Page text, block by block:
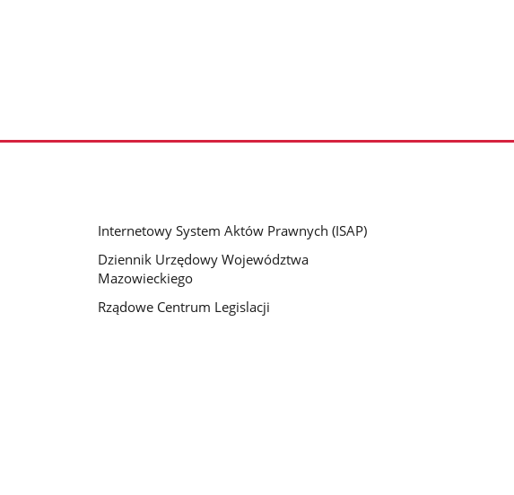
Internetowy System Aktów Prawnych (ISAP)
Dziennik Urzędowy Województwa
Mazowieckiego
Rządowe Centrum Legislacji